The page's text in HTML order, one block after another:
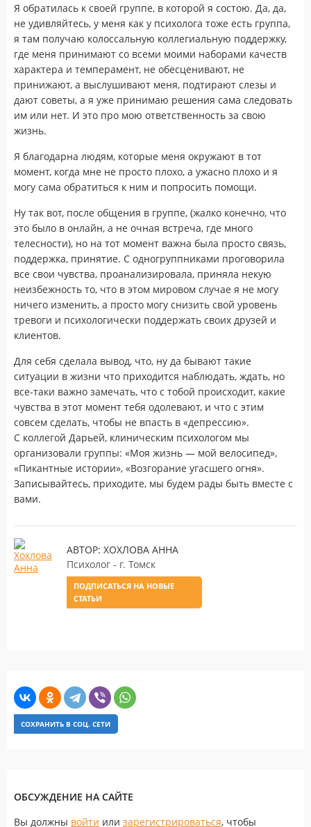
Я обратилась к своей группе, в которой я состою. Да, да,
не удивляйтесь, у меня как у психолога тоже есть группа,
я там получаю колоссальную коллегиальную поддержку,
где меня принимают со всеми моими наборами качеств
характера и темперамент, не обесценивают, не
принижают, а выслушивают меня, подтирают слезы и
дают советы, а я уже принимаю решения сама следовать
им или нет. И это про мою ответственность за свою
жизнь.
Я благодарна людям, которые меня окружают в тот
момент, когда мне не просто плохо, а ужасно плохо и я
могу сама обратиться к ним и попросить помощи.
Ну так вот, после общения в группе, (жалко конечно, что
это было в онлайн, а не очная встреча, где много
телесности), но на тот момент важна была просто связь,
поддержка, принятие. С одногруппниками проговорила
все свои чувства, проанализировала, приняла некую
неизбежность то, что в этом мировом случае я не могу
ничего изменить, а просто могу снизить свой уровень
тревоги и психологически поддержать своих друзей и
клиентов.
Для себя сделала вывод, что, ну да бывают такие
ситуации в жизни что приходится наблюдать, ждать, но
все-таки важно замечать, что с тобой происходит, какие
чувства в этот момент тебя одолевают, и что с этим
совсем сделать, чтобы не впасть в «депрессию».
С коллегой Дарьей, клиническим психологом мы
организовали группы: «Моя жизнь — мой велосипед»,
«Пикантные истории», «Возгорание угасшего огня».
Записывайтесь, приходите, мы будем рады быть вместе с
вами.
АВТОР: ХОХЛОВА АННА
Психолог - г. Томск
ПОДПИСАТЬСЯ НА НОВЫЕ
СТАТЬИ
СОХРАНИТЬ В СОЦ. СЕТИ
ОБСУЖДЕНИЕ НА САЙТЕ
Вы должны войти или зарегистрироваться, чтобы